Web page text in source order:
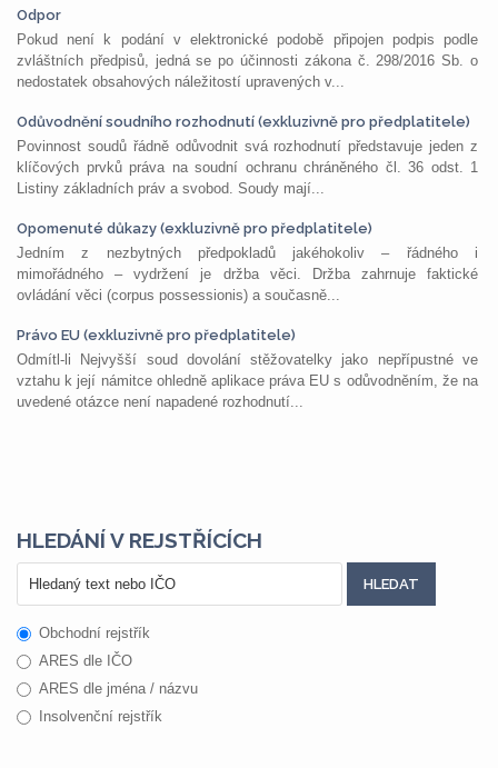
Odpor
Pokud není k podání v elektronické podobě připojen podpis podle
zvláštních předpisů, jedná se po účinnosti zákona č. 298/2016 Sb. o
nedostatek obsahových náležitostí upravených v...
Odůvodnění soudního rozhodnutí (exkluzivně pro předplatitele)
Povinnost soudů řádně odůvodnit svá rozhodnutí představuje jeden z
klíčových prvků práva na soudní ochranu chráněného čl. 36 odst. 1
Listiny základních práv a svobod. Soudy mají...
Opomenuté důkazy (exkluzivně pro předplatitele)
Jedním z nezbytných předpokladů jakéhokoliv – řádného i
mimořádného – vydržení je držba věci. Držba zahrnuje faktické
ovládání věci (corpus possessionis) a současně...
Právo EU (exkluzivně pro předplatitele)
Odmítl-li Nejvyšší soud dovolání stěžovatelky jako nepřípustné ve
vztahu k její námitce ohledně aplikace práva EU s odůvodněním, že na
uvedené otázce není napadené rozhodnutí...
HLEDÁNÍ V REJSTŘÍCÍCH
Obchodní rejstřík
ARES dle IČO
ARES dle jména / názvu
Insolvenční rejstřík